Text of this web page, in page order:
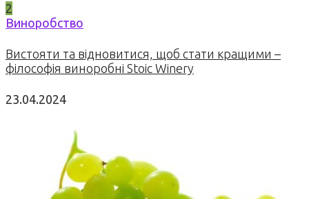
2
Виноробство
Вистояти та відновитися, щоб стати кращими –
філософія виноробні Stoic Winery
23.04.2024